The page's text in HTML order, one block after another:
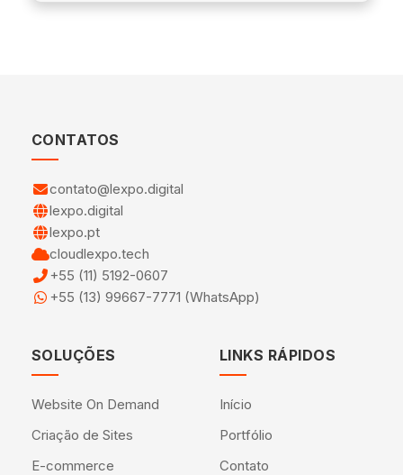
CONTATOS
contato@lexpo.digital
lexpo.digital
lexpo.pt
cloudlexpo.tech
+55 (11) 5192-0607
+55 (13) 99667-7771 (WhatsApp)
SOLUÇÕES
Website On Demand
Criação de Sites
E-commerce
LINKS RÁPIDOS
Início
Portfólio
Contato